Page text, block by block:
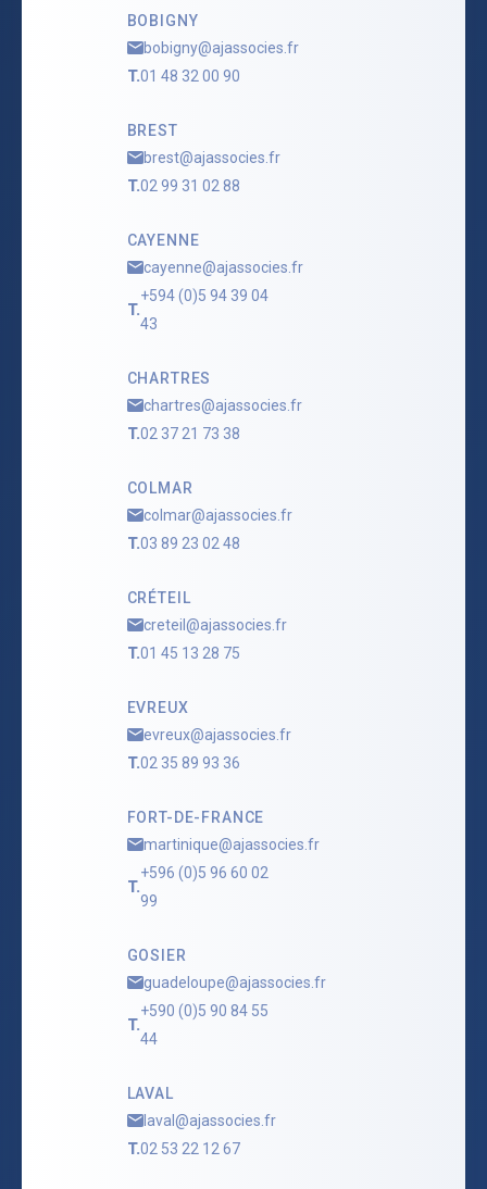
BOBIGNY
bobigny@ajassocies.fr
T.01 48 32 00 90
BREST
brest@ajassocies.fr
T.02 99 31 02 88
CAYENNE
cayenne@ajassocies.fr
T.
+594 (0)5 94 39 04
43
CHARTRES
chartres@ajassocies.fr
T.02 37 21 73 38
COLMAR
colmar@ajassocies.fr
T.03 89 23 02 48
CRÉTEIL
creteil@ajassocies.fr
T.01 45 13 28 75
EVREUX
evreux@ajassocies.fr
T.02 35 89 93 36
FORT-DE-FRANCE
martinique@ajassocies.fr
T.
+596 (0)5 96 60 02
99
GOSIER
guadeloupe@ajassocies.fr
T.
+590 (0)5 90 84 55
44
LAVAL
laval@ajassocies.fr
T.02 53 22 12 67